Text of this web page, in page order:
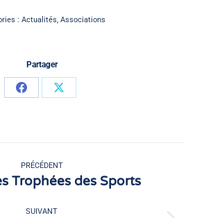
: Actualités, Associations
Partager
PartagerPartager
PRÉCÉDENT
Article
Trophées des Sports
SUIVANT